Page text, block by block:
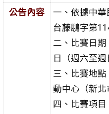
公告內容
一、依據中華
台藤鵬字第
二、比賽日
日（週六至週
三、比賽地
動中心（新北
四、比賽項目